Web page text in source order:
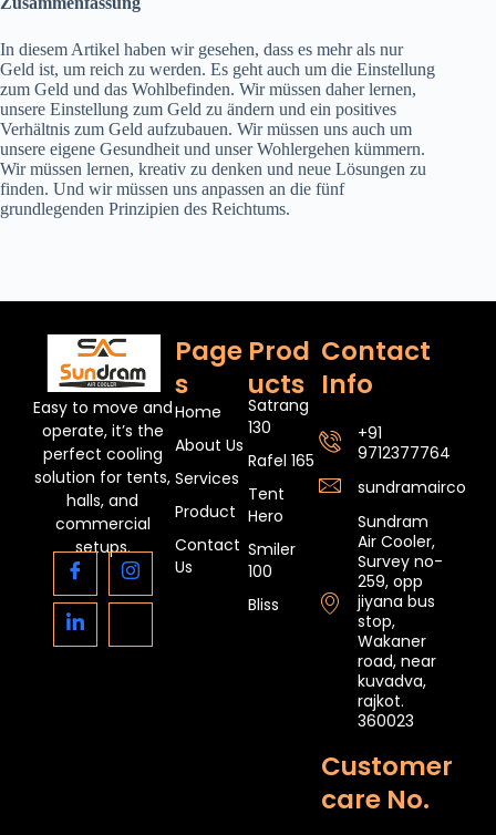
In diesem Artikel haben wir gesehen, dass es mehr als nur
Geld ist, um reich zu werden. Es geht auch um die Einstellung
zum Geld und das Wohlbefinden. Wir müssen daher lernen,
unsere Einstellung zum Geld zu ändern und ein positives
Verhältnis zum Geld aufzubauen. Wir müssen uns auch um
unsere eigene Gesundheit und unser Wohlergehen kümmern.
Wir müssen lernen, kreativ zu denken und neue Lösungen zu
finden. Und wir müssen uns anpassen an die fünf
grundlegenden Prinzipien des Reichtums.
Easy to move and
operate, it’s the
perfect cooling
solution for tents,
halls, and
commercial
setups.
Page
s
Home
About Us
Services
Product
Contact
Us
Prod
ucts
Satrang
130
Rafel 165
Tent
Hero
Smiler
100
Bliss
Contact
Info
+91
9712377764
Sundram
Air Cooler,
Survey no-
259, opp
jiyana bus
stop,
Wakaner
road, near
kuvadva,
rajkot.
360023
Customer
care No.